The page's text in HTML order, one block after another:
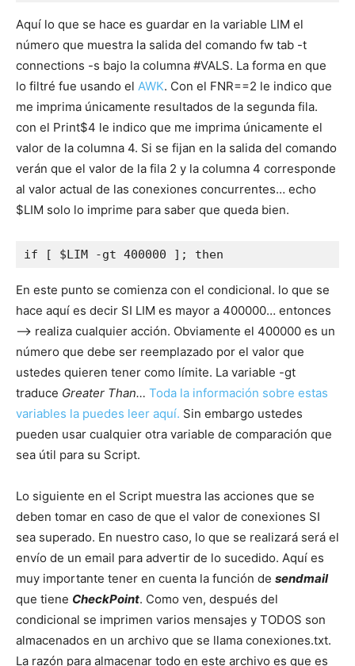
Aquí lo que se hace es guardar en la variable LIM el
número que muestra la salida del comando fw tab -t
connections -s bajo la columna #VALS. La forma en que
lo filtré fue usando el AWK. Con el FNR==2 le indico que
me imprima únicamente resultados de la segunda fila.
con el Print$4 le indico que me imprima únicamente el
valor de la columna 4. Si se fijan en la salida del comando
verán que el valor de la fila 2 y la columna 4 corresponde
al valor actual de las conexiones concurrentes… echo
$LIM solo lo imprime para saber que queda bien.
if [ $LIM -gt 400000 ]; then
En este punto se comienza con el condicional. lo que se
hace aquí es decir SI LIM es mayor a 400000… entonces
—> realiza cualquier acción. Obviamente el 400000 es un
número que debe ser reemplazado por el valor que
ustedes quieren tener como límite. La variable -gt
traduce Greater Than… Toda la información sobre estas
variables la puedes leer aquí. Sin embargo ustedes
pueden usar cualquier otra variable de comparación que
sea útil para su Script.
Lo siguiente en el Script muestra las acciones que se
deben tomar en caso de que el valor de conexiones SI
sea superado. En nuestro caso, lo que se realizará será el
envío de un email para advertir de lo sucedido. Aquí es
muy importante tener en cuenta la función de sendmail
que tiene CheckPoint. Como ven, después del
condicional se imprimen varios mensajes y TODOS son
almacenados en un archivo que se llama conexiones.txt.
La razón para almacenar todo en este archivo es que es